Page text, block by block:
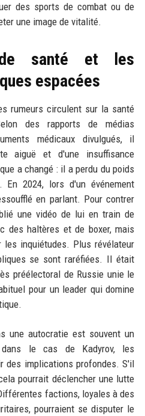
des sports de combat ou de
une image de vitalité.
santé et les
espacées
rumeurs circulent sur la santé
des rapports de médias
médicaux divulgués, il
aiguë et d'une insuffisance
a changé : il a perdu du poids
2024, lors d'un événement
en parlant. Pour contrer
une vidéo de lui en train de
des haltères et de boxer, mais
inquiétudes. Plus révélateur
se sont raréfiées. Il était
préélectoral de Russie unie le
pour un leader qui domine
une autocratie est souvent un
le cas de Kadyrov, les
des implications profondes. S'il
pourrait déclencher une lutte
factions, loyales à des
pourraient se disputer le